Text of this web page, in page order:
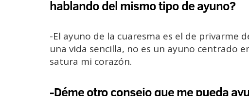
hablando del mismo tipo de ayuno?
-El ayuno de la cuaresma es el de privarme
una vida sencilla, no es un ayuno centrado
satura mi corazón.
-Déme otro consejo que me pueda